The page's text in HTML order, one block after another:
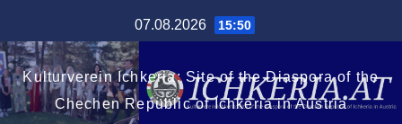
к
содержимому
07.08.2026 15:50
Kulturverein Ichkeria: Site of the Diaspora of the
Chechen Republic of Ichkeria in Austria